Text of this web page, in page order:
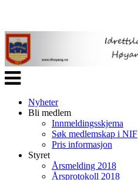
Veksle
navigasjon
Nyheter
Bli medlem
Innmeldingsskjema
Søk medlemskap i NIF
Pris informasjon
Styret
Årsmelding 2018
Årsprotokoll 2018